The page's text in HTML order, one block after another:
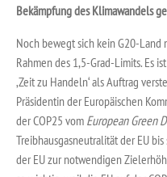
Bekämpfung des Klimawandels
Noch bewegt sich kein G20-
Rahmen des 1,5-Grad-Limits. Es
‚Zeit zu Handeln‘ als Auftrag
Präsidentin der Europäischen
der COP25 vom European Green
Treibhausgasneutralität der EU
der EU zur notwendigen